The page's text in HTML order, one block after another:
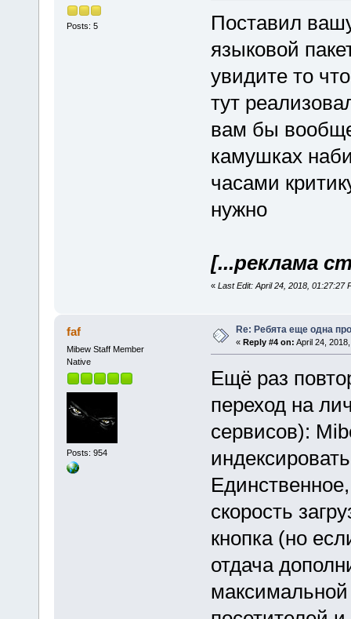
Posts: 5
Поставил
языковой
увидите то
тут
вам бы
камушках
часами
нужно
[...реклама
« Last Edit: April 24, 2018, 01:27:27
faf
Mibew Staff Member
Native
Posts: 954
Re: Ребята еще одна
« Reply #4 on: April 24,
Ещё раз
переход на
сервисов):
скорость
кнопка (но
отдача